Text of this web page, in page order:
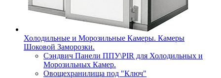
Холодильные и Морозильные Камеры. Камеры
Шоковой Заморозки.
Сэндвич Панели ППУ\PIR для Холодильных и
Морозильных Камер.
Овощехранилища под "Ключ"